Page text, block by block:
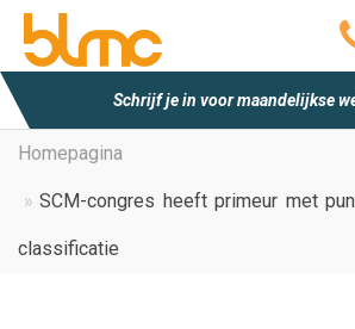
Schrijf je in voor maandelijkse
Homepagina
SCM-congres heeft primeur met
classificatie